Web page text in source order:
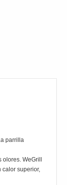
parrilla
WeGrill
calor superior,